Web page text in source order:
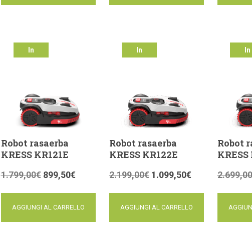
In
Robot rasaerba
KRESS KR121E
1.799,00€ 899,50€
AGGIUNGI AL CARRELLO
In
Robot rasaerba
KRESS KR122E
2.199,00€ 1.099,50€
AGGIUNGI AL CARRELLO
In
Robot
KRESS
2.699,00